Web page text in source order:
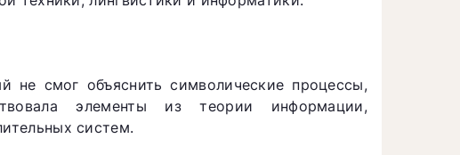
не смог объяснить символические процессы,
элементы из теории информации,
систем.